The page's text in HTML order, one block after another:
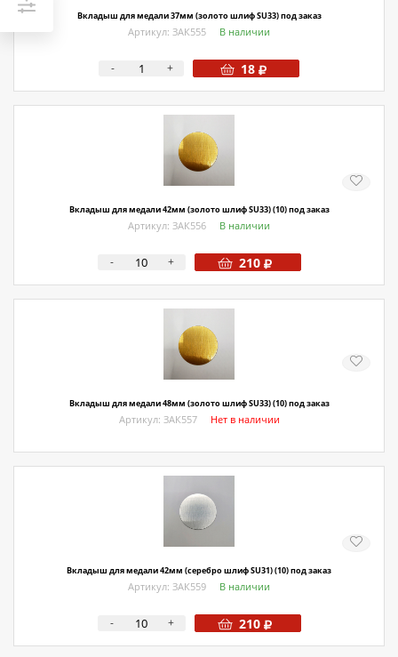
Вкладыш для медали 37мм (золото шлиф SU33) под заказ
Артикул: ЗАК555 В наличии
- + 18
Вкладыш для медали 42мм (золото шлиф SU33) (10) под заказ
Артикул: ЗАК556 В наличии
- + 210
Вкладыш для медали 48мм (золото шлиф SU33) (10) под заказ
Артикул: ЗАК557 Нет в наличии
Вкладыш для медали 42мм (серебро шлиф SU31) (10) под заказ
Артикул: ЗАК559 В наличии
- + 210